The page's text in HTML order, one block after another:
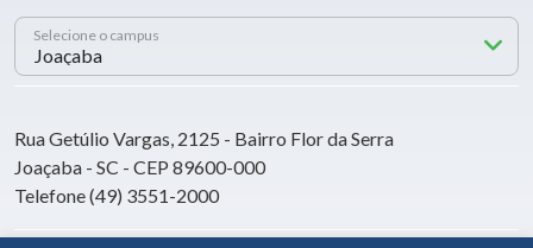
Selecione o campus
Rua Getúlio Vargas, 2125 - Bairro Flor da Serra
Joaçaba - SC - CEP 89600-000
Telefone (49) 3551-2000